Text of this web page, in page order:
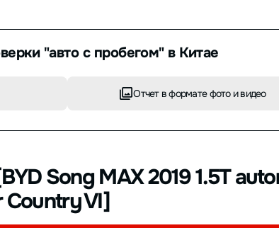
"авто с пробегом" в Китае
Отчет в формате фото и видео
Song MAX 2019 1.5T
Country VI]